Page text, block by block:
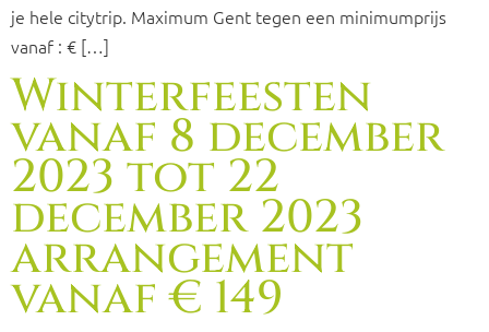
je hele citytrip. Maximum Gent tegen een minimumprijs
vanaf : € […]
Winterfeesten
vanaf 8 december
2023 tot 22
december 2023
arrangement
vanaf € 149